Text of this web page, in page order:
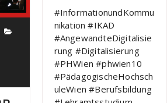
#InformationundKommu
nikation #IKAD
#AngewandteDigitalisie
rung #Digitalisierung
#PHWien #phwien10
#PädagogischeHochsch
uleWien #Berufsbildung